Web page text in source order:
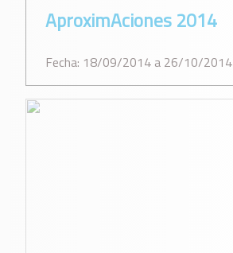
AproximAciones 2014
Fecha: 18/09/2014 a 26/10/2014